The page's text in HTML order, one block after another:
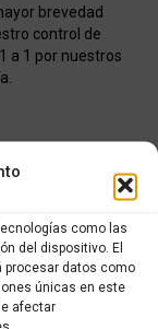
como las
del dispositivo. El
datos como
únicas en este
afectar
brevedad
control de
a 1 por nuestros